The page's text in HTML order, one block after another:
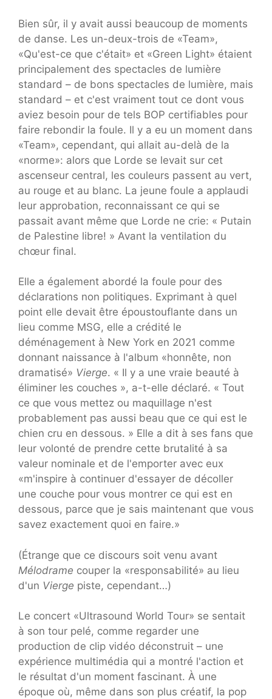
Bien sûr, il y avait aussi beaucoup de moments
de danse. Les un-deux-trois de «Team»,
«Qu'est-ce que c'était» et «Green Light» étaient
principalement des spectacles de lumière
standard – de bons spectacles de lumière, mais
standard – et c'est vraiment tout ce dont vous
aviez besoin pour de tels BOP certifiables pour
faire rebondir la foule. Il y a eu un moment dans
«Team», cependant, qui allait au-delà de la
«norme»: alors que Lorde se levait sur cet
ascenseur central, les couleurs passent au vert,
au rouge et au blanc. La jeune foule a applaudi
leur approbation, reconnaissant ce qui se
passait avant même que Lorde ne crie: « Putain
de Palestine libre! » Avant la ventilation du
chœur final.
Elle a également abordé la foule pour des
déclarations non politiques. Exprimant à quel
point elle devait être époustouflante dans un
lieu comme MSG, elle a crédité le
déménagement à New York en 2021 comme
donnant naissance à l'album «honnête, non
dramatisé» Vierge. « Il y a une vraie beauté à
éliminer les couches », a-t-elle déclaré. « Tout
ce que vous mettez ou maquillage n'est
probablement pas aussi beau que ce qui est le
chien cru en dessous. » Elle a dit à ses fans que
leur volonté de prendre cette brutalité à sa
valeur nominale et de l'emporter avec eux
«m'inspire à continuer d'essayer de décoller
une couche pour vous montrer ce qui est en
dessous, parce que je sais maintenant que vous
savez exactement quoi en faire.»
(Étrange que ce discours soit venu avant
Mélodrame couper la «responsabilité» au lieu
d'un Vierge piste, cependant…)
Le concert «Ultrasound World Tour» se sentait
à son tour pelé, comme regarder une
production de clip vidéo déconstruit – une
expérience multimédia qui a montré l'action et
le résultat d'un moment fascinant. À une
époque où, même dans son plus créatif, la pop